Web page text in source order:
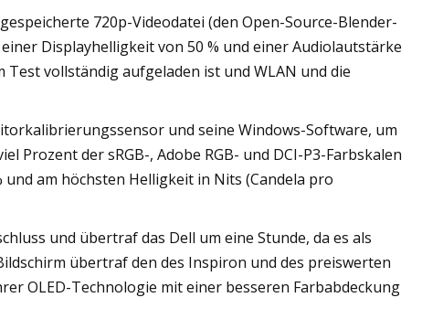
720p-Videodatei (den Open-Source-Blender-
Displayhelligkeit von 50 % und einer Audiolautstärke
Test vollständig aufgeladen ist und WLAN und die
und seine Windows-Software, um
Prozent der sRGB-, Adobe RGB- und DCI-P3-Farbskalen
am höchsten Helligkeit in Nits (Candela pro
und übertraf das Dell um eine Stunde, da es als
übertraf den des Inspiron und des preiswerten
OLED-Technologie mit einer besseren Farbabdeckung